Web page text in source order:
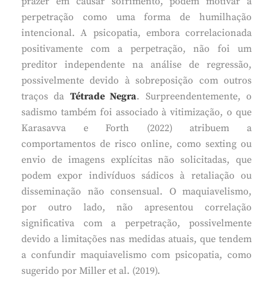
perpetração como uma forma de humilhação
intencional. A psicopatia, embora correlacionada
positivamente com a perpetração, não foi um
preditor independente na análise de regressão,
possivelmente devido à sobreposição com outros
traços da Tétrade Negra. Surpreendentemente, o
sadismo também foi associado à vitimização, o que
Karasavva e Forth (2022) atribuem a
comportamentos de risco online, como sexting ou
envio de imagens explícitas não solicitadas, que
podem expor indivíduos sádicos à retaliação ou
disseminação não consensual. O maquiavelismo,
por outro lado, não apresentou correlação
significativa com a perpetração, possivelmente
devido a limitações nas medidas atuais, que tendem
a confundir maquiavelismo com psicopatia, como
sugerido por Miller et al. (2019).